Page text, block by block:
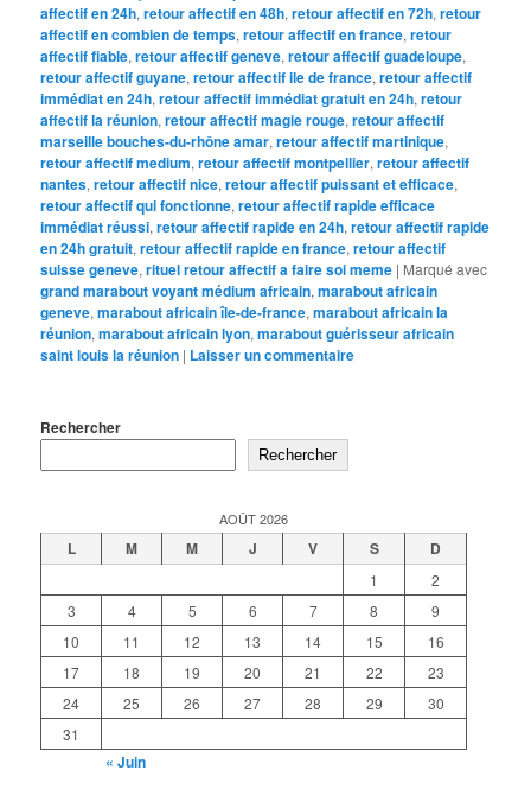
affectif en 24h,retour affectif en 48h,retour affectif en 72h,retour
affectif en combien de temps,retour affectif en france,retour
affectif fiable,retour affectif geneve,retour affectif guadeloupe,
retour affectif guyane,retour affectif ile de france,retour affectif
immédiat en 24h,retour affectif immédiat gratuit en 24h,retour
affectif la réunion,retour affectif magie rouge,retour affectif
marseille bouches-du-rhône amar,retour affectif martinique,
retour affectif medium,retour affectif montpellier,retour affectif
nantes,retour affectif nice,retour affectif puissant et efficace,
retour affectif qui fonctionne,retour affectif rapide efficace
immédiat réussi,retour affectif rapide en 24h,retour affectif rapide
en 24h gratuit,retour affectif rapide en france,retour affectif
suisse geneve,rituel retour affectif a faire soi meme | Marqué avec
grand marabout voyant médium africain,marabout africain
geneve,marabout africain île-de-france,marabout africain la
réunion,marabout africain lyon,marabout guérisseur africain
saint louis la réunion | Laisser un commentaire
Rechercher
Rechercher
AOÛT 2026
L M M J V S D
1
2
3
4 5 6 7 8
9
10
11 12 13 14 15
16
17
18 19 20 21 22
23
24
25 26 27 28 29
30
31
« Juin